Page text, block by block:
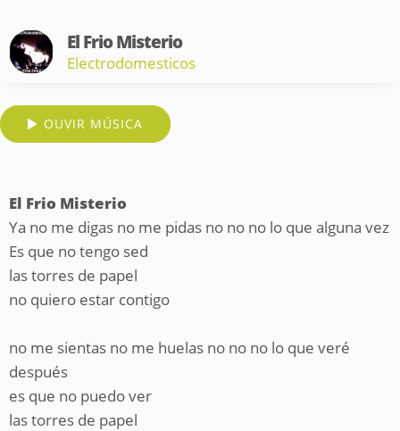
El Frio Misterio
Electrodomesticos
OUVIR MÚSICA
El Frio Misterio
Ya no me digas no me pidas no no no lo que alguna vez
Es que no tengo sed
las torres de papel
no quiero estar contigo
no me sientas no me huelas no no no lo que veré
después
es que no puedo ver
las torres de papel